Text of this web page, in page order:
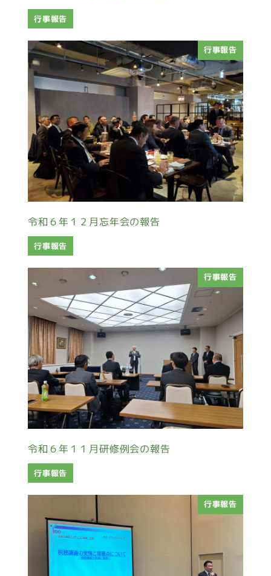
行事報告
行事報告
令和６年１２月忘年会の報告
行事報告
行事報告
令和６年１１月研修例会の報告
行事報告
行事報告